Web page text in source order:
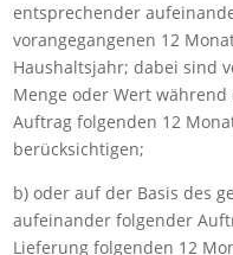
entsprechender
vorangegangenen 12
Haushaltsjahr; dabei sind
Menge oder Wert
Auftrag folgenden 12
berücksichtigen;
b) oder auf der Basis des
aufeinander folgender
Lieferung folgenden 12